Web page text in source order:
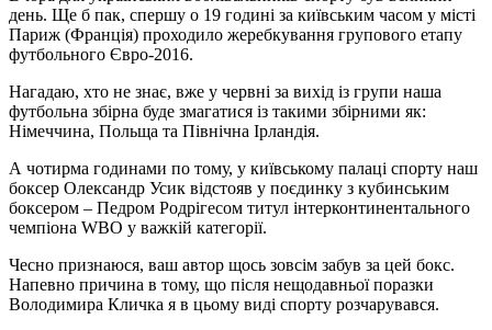
день. Ще б пак, спершу о 19 годині за київським часом у місті
Париж (Франція) проходило жеребкування групового етапу
футбольного Євро-2016.
Нагадаю, хто не знає, вже у червні за вихід із групи наша
футбольна збірна буде змагатися із такими збірними як:
Німеччина, Польща та Північна Ірландія.
А чотирма годинами по тому, у київському палаці спорту наш
боксер Олександр Усик відстояв у поєдинку з кубинським
боксером – Педром Родрігесом титул інтерконтинентального
чемпіона WBO у важкій категорії.
Чесно признаюся, ваш автор щось зовсім забув за цей бокс.
Напевно причина в тому, що після нещодавньої поразки
Володимира Кличка я в цьому виді спорту розчарувався.